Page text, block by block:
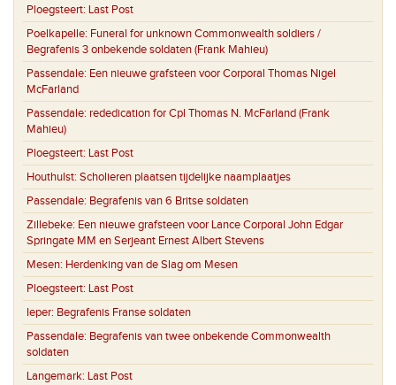
Ploegsteert: Last Post
Poelkapelle: Funeral for unknown Commonwealth soldiers /
Begrafenis 3 onbekende soldaten (Frank Mahieu)
Passendale: Een nieuwe grafsteen voor Corporal Thomas Nigel
McFarland
Passendale: rededication for Cpl Thomas N. McFarland (Frank
Mahieu)
Ploegsteert: Last Post
Houthulst: Scholieren plaatsen tijdelijke naamplaatjes
Passendale: Begrafenis van 6 Britse soldaten
Zillebeke: Een nieuwe grafsteen voor Lance Corporal John Edgar
Springate MM en Serjeant Ernest Albert Stevens
Mesen: Herdenking van de Slag om Mesen
Ploegsteert: Last Post
Ieper: Begrafenis Franse soldaten
Passendale: Begrafenis van twee onbekende Commonwealth
soldaten
Langemark: Last Post